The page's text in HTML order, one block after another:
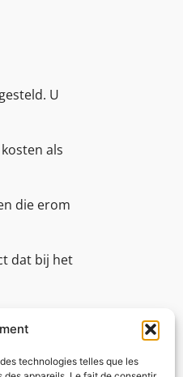
technologies telles que les
U
als
die erom
dat bij het